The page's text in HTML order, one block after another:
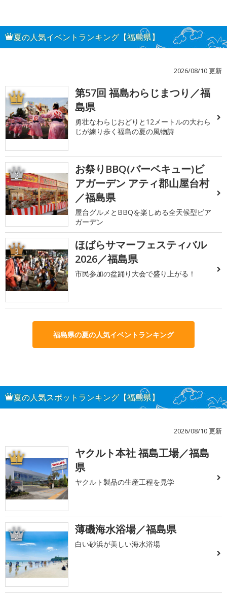
夏の人気イベントランキング【福島県】
2026/08/10 更新
1
第57回 福島わらじまつり／福
島県
勇壮なわらじおどりと12メートルの大わら
じが練り歩く福島の夏の風物詩
2
お祭りBBQ(バーベキュー)ビ
アガーデン アティ郡山屋台村
／福島県
屋台グルメとBBQを楽しめる全天候型ビア
ガーデン
3
ほばらサマーフェスティバル
2026／福島県
市民参加の盆踊り大会で盛り上がる！
福島県の夏の人気イベントランキング
夏の人気スポットランキング【福島県】
2026/08/10 更新
1
ヤクルト本社 福島工場／福島
県
ヤクルト製品の生産工程を見学
2 薄磯海水浴場／福島県
白い砂浜が美しい海水浴場